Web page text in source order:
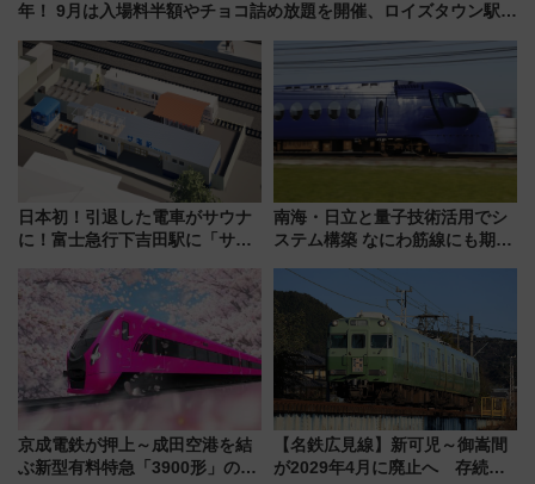
年！ 9月は入場料半額やチョコ詰め放題を開催、ロイズタウン駅か
日本初！引退した電車がサウナ
に！富士急行下吉田駅に「サ電
業 行き交う電車の音や振動を
感じながら「ととのう」新感覚
南海・日立と量子技術活用でシ
ステム構築 なにわ筋線にも期待
京成電鉄が押上～成田空港を結
ぶ新型有料特急「3900形」のコ
【名鉄広見線】新可児～御嵩間
が2029年4月に廃止へ 存続協